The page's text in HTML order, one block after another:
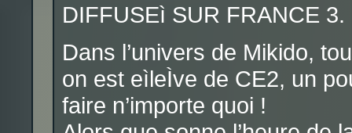
DIFFUSEì SUR FRANCE 3.
Dans l’univers de Mikido,
on est eìleÌve de CE2, un
faire n’importe quoi !